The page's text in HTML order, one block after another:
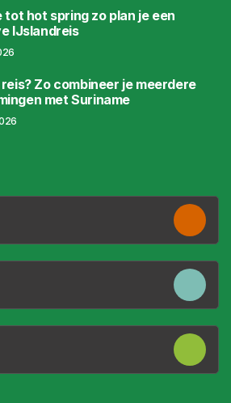
tot hot spring zo plan je een
IJslandreis
Zo combineer je meerdere
met Suriname